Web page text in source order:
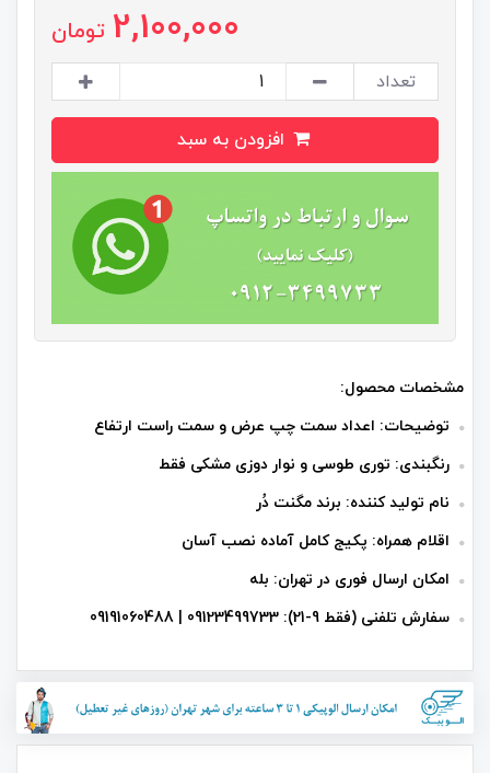
2,100,000 تومان
تعداد
مشخصات محصول:
توضیحات: اعداد سمت چپ عرض و سمت راست ارتفاع
رنگبندی: توری طوسی و نوار دوزی مشکی فقط
نام تولید کننده: برند مگنت دُر
اقلام همراه: پکیج کامل آماده نصب آسان
امکان ارسال فوری در تهران: بله
سفارش تلفنی (فقط 9-21): 09123499733 | 09191060488